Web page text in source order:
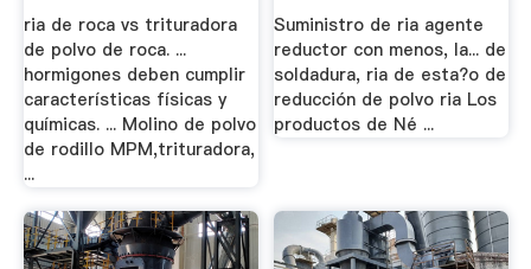
ria de roca vs trituradora
de polvo de roca. ...
hormigones deben cumplir
características físicas y
químicas. ... Molino de polvo
de rodillo MPM,trituradora,
...
Suministro de ria agente
reductor con menos, la... de
soldadura, ria de esta?o de
reducción de polvo ria Los
productos de Né ...